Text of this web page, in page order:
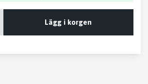
Lägg i korgen